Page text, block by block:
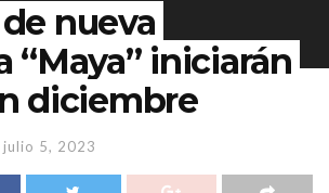
nueva
“Maya” iniciarán
diciembre
julio 5, 2023